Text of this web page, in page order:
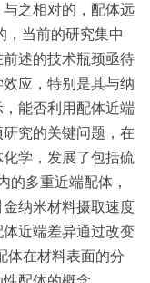
之相对的，配体远
，当前的研究集中
述的技术瓶颈亟待
应，特别是其与纳
能否利用配体近端
究的关键问题，在
学，发展了包括硫
的多重近端配体，
纳米材料摄取速度
近端差异通过改变
体在材料表面的分